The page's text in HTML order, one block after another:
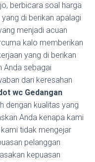
berbicara soal harga
di berikan apalagi
menjadi acuan
kalo memberikan
yang di berikan
Anda sebagai
dari keresahan
wc Gedangan
dengan kualitas yang
Anda kenapa kami
tidak mengejar
pelanggan
kepuasan